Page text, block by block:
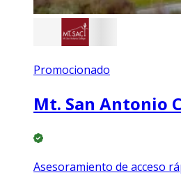
Promocionado
Mt. San Antonio
Asesoramiento de acceso